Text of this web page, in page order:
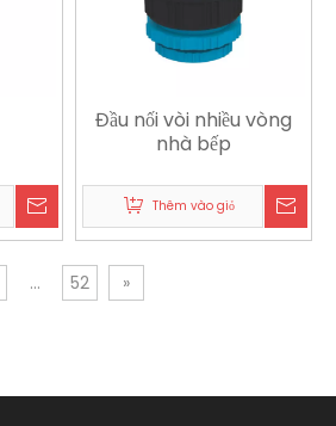
Đầu nối vòi nhiều vòng
nhà bếp
Thêm vào giỏ
... 52 »